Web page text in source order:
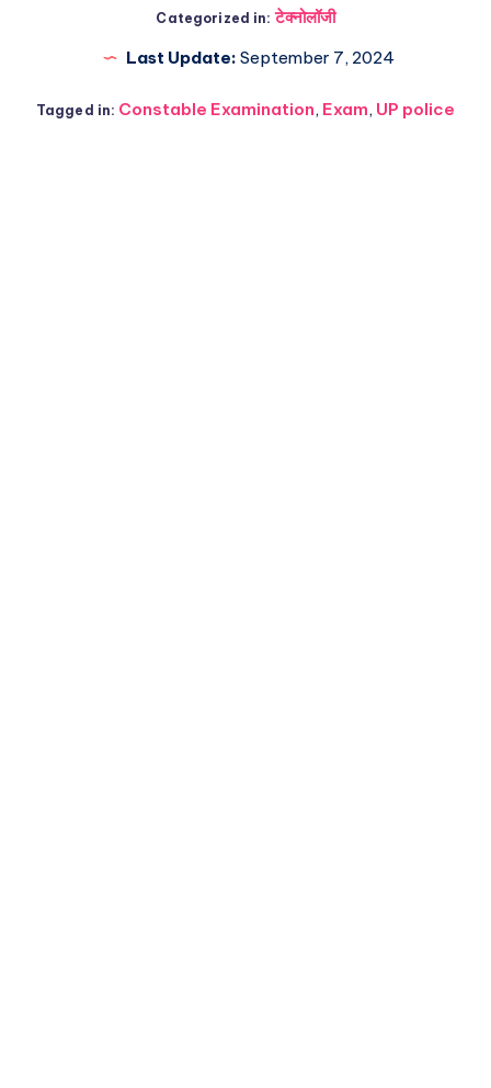
Categorized in: टेक्नोलॉजी
Last Update: September 7, 2024
Tagged in: Constable Examination, Exam, UP police